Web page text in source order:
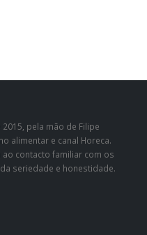
pela mão de Filipe
alimentar e canal Horeca.
contacto familiar com os
seriedade e honestidade.